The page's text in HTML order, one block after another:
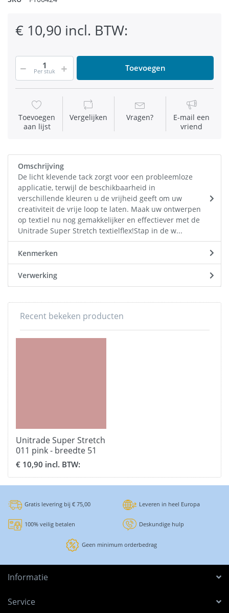
€ 10,90 incl. BTW:
Per stuk Toevoegen
Toevoegen
aan lijst
Vergelijken Vragen?
E-mail een
vriend
Omschrijving
De licht klevende tack zorgt voor een probleemloze
applicatie, terwijl de beschikbaarheid in
verschillende kleuren u de vrijheid geeft om uw
creativiteit de vrije loop te laten. Maak uw ontwerpen
op textiel nu nog gemakkelijker en effectiever met de
Unitrade Super Stretch textielflex!Stap in de w...
Kenmerken
Verwerking
Recent bekeken producten
Unitrade Super Stretch
011 pink - breedte 51
cm.
€ 10,90 incl. BTW:
Gratis levering bij € 75,00 Leveren in heel Europa
100% veilig betalen Deskundige hulp
Geen minimum orderbedrag
Informatie
Service